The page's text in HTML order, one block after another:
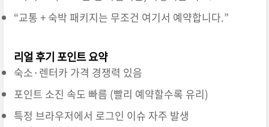
“교통 + 숙박 패키지는 무조건 여기서 예약합니다.”
리얼 후기 포인트 요약
숙소·렌터카 가격 경쟁력 있음
포인트 소진 속도 빠름 (빨리 예약할수록 유리)
특정 브라우저에서 로그인 이슈 자주 발생